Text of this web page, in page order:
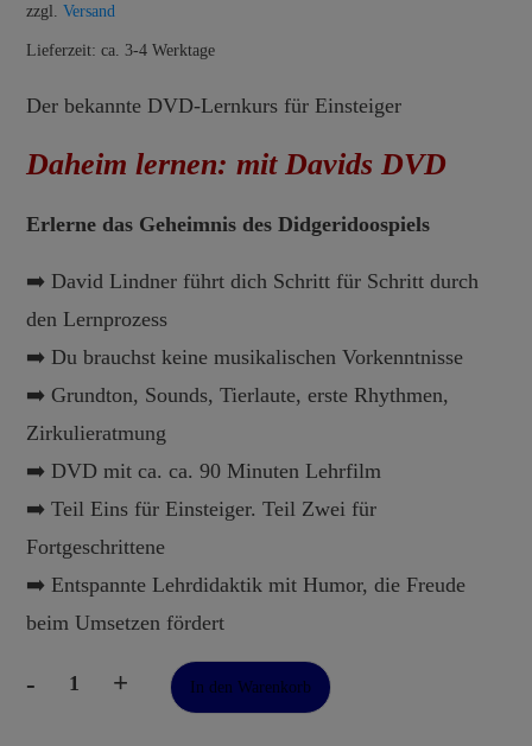
zzgl. Versand
Lieferzeit: ca. 3-4 Werktage
Der bekannte DVD-Lernkurs für Einsteiger
Daheim lernen: mit Davids DVD
Erlerne das Geheimnis des Didgeridoospiels
➡️ David Lindner führt dich Schritt für Schritt durch
den Lernprozess
➡️ Du brauchst keine musikalischen Vorkenntnisse
➡️ Grundton, Sounds, Tierlaute, erste Rhythmen,
Zirkulieratmung
➡️ DVD mit ca. ca. 90 Minuten Lehrfilm
➡️ Teil Eins für Einsteiger. Teil Zwei für
Fortgeschrittene
➡️ Entspannte Lehrdidaktik mit Humor, die Freude
beim Umsetzen fördert
- + In den Warenkorb